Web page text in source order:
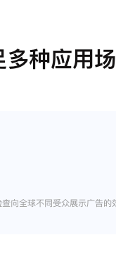
种应用
向全球不同受众展示广告的